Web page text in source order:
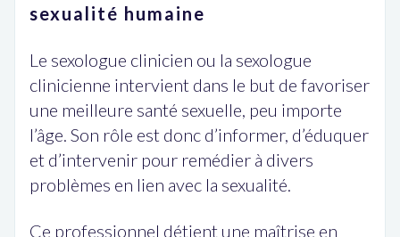
sexualité humaine
Le sexologue clinicien ou la sexologue
clinicienne intervient dans le but de favoriser
une meilleure santé sexuelle, peu importe
l’âge. Son rôle est donc d’informer, d’éduquer
et d’intervenir pour remédier à divers
problèmes en lien avec la sexualité.
Ce professionnel détient une maîtrise en